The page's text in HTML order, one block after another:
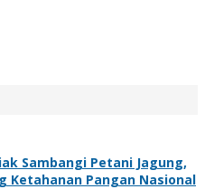
Sambangi Petani Jagung,
Ketahanan Pangan Nasional